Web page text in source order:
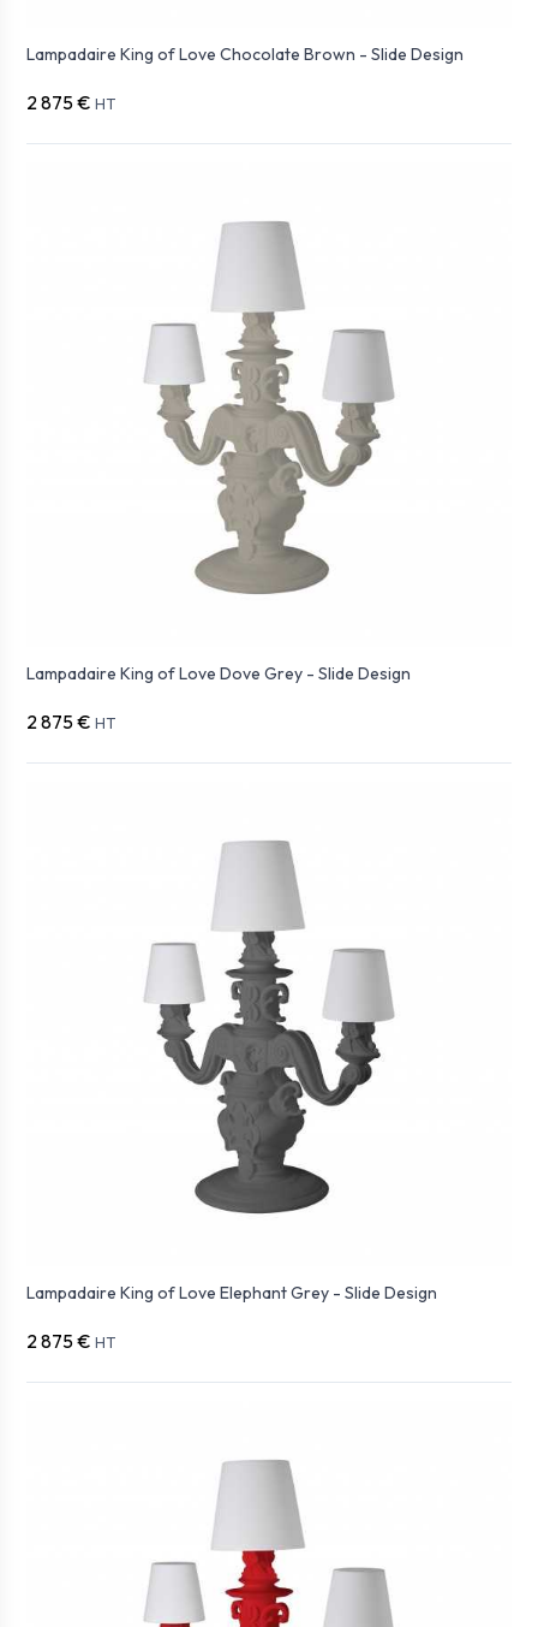
Lampadaire King of Love Chocolate Brown - Slide Design
2 875 € HT
Lampadaire King of Love Dove Grey - Slide Design
2 875 € HT
Lampadaire King of Love Elephant Grey - Slide Design
2 875 € HT